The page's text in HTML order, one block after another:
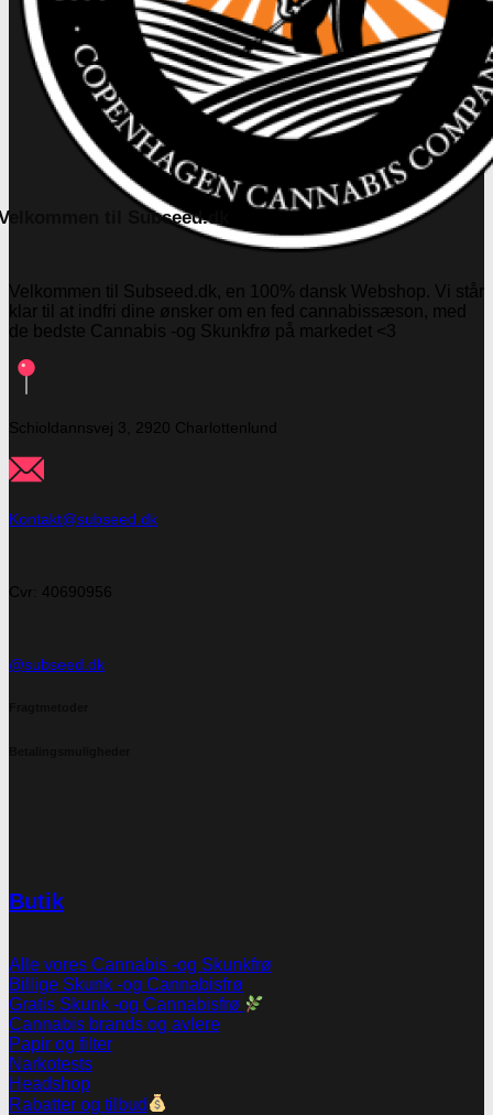
til Subseed.dk
Velkommen til Subseed.dk, en 100% dansk Webshop. Vi står
klar til at indfri dine ønsker om en fed cannabissæson, med
de bedste Cannabis -og Skunkfrø på markedet <3
Schioldannsvej 3, 2920 Charlottenlund
Kontakt@subseed.dk
Cvr: 40690956
@subseed.dk
Butik
Alle vores Cannabis -og Skunkfrø
Billige Skunk -og Cannabisfrø
Gratis Skunk -og Cannabisfrø
Cannabis brands og avlere
Papir og filter
Narkotests
Headshop
Rabatter og tilbud